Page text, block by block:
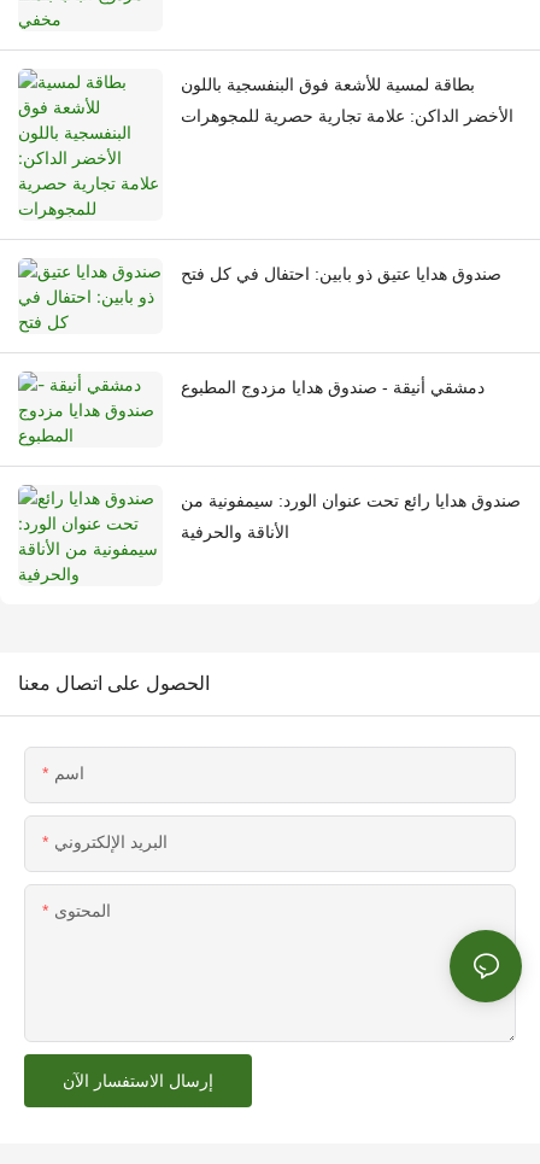
بطاقة لمسية للأشعة فوق البنفسجية باللون
الأخضر الداكن: علامة تجارية حصرية للمجوهرات
صندوق هدايا عتيق ذو بابين: احتفال في كل فتح
دمشقي أنيقة - صندوق هدايا مزدوج المطبوع
صندوق هدايا رائع تحت عنوان الورد: سيمفونية من
الأناقة والحرفية
الحصول على اتصال معنا
اسم
البريد الإلكتروني
المحتوى
إرسال الاستفسار الآن